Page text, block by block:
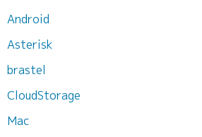
Android
Asterisk
brastel
CloudStorage
Mac